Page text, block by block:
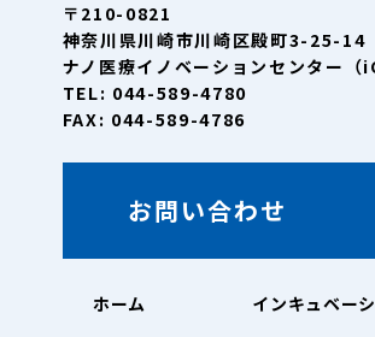
〒210-0821
神奈川県川崎市川崎区殿町3-25-14
ナノ医療イノベーションセンター（
TEL: 044-589-4780
FAX: 044-589-4786
お問い合わせ
ホーム インキュベー